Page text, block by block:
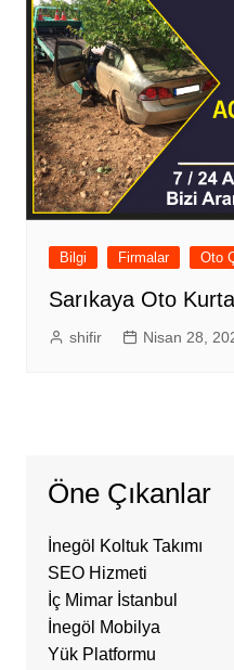
Bilgi Firmalar Oto
Sarıkaya Oto
shifir Nisan 28,
Öne Çıkanlar
İnegöl Koltuk Takımı
SEO Hizmeti
İç Mimar İstanbul
İnegöl Mobilya
Yük Platformu